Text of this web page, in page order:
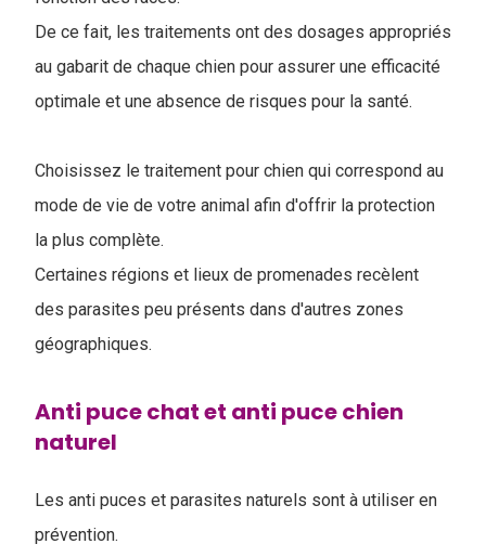
De ce fait, les traitements ont des dosages appropriés
au gabarit de chaque chien pour assurer une efficacité
optimale et une absence de risques pour la santé.
Choisissez le traitement pour chien qui correspond au
mode de vie de votre animal afin d'offrir la protection
la plus complète.
Certaines régions et lieux de promenades recèlent
des parasites peu présents dans d'autres zones
géographiques.
Anti puce chat et anti puce chien
naturel
Les anti puces et parasites naturels sont à utiliser en
prévention.